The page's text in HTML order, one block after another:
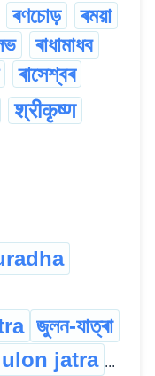
ৰণচোড়
ৰময়া
ৰাধামাধব
ৰাসেশ্বৰ
श्रीकृष्ण
জুলন-যাত্ৰা
jatra ...